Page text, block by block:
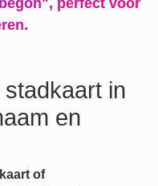
perfect voor
in
en
of